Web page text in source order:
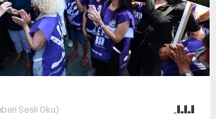
Sesli Oku)